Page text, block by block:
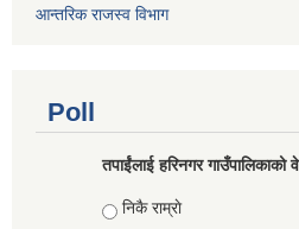
आन्तरिक राजस्व विभाग
Poll
तपाईंलाई हरिनगर गाउँपालिकाको
Choices
निकै राम्राे